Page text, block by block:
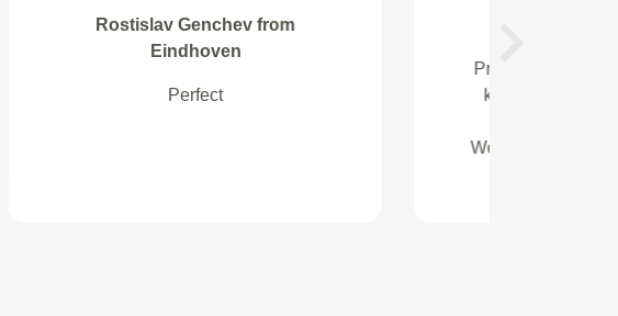
Miesen from Heerlen
personeel. Daarnaast een